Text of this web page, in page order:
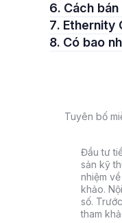
6. Cách
7.
8. Có bao
Tuyên bố
Đầu tư
sản kỹ
nhiệm
khảo.
số.
tham